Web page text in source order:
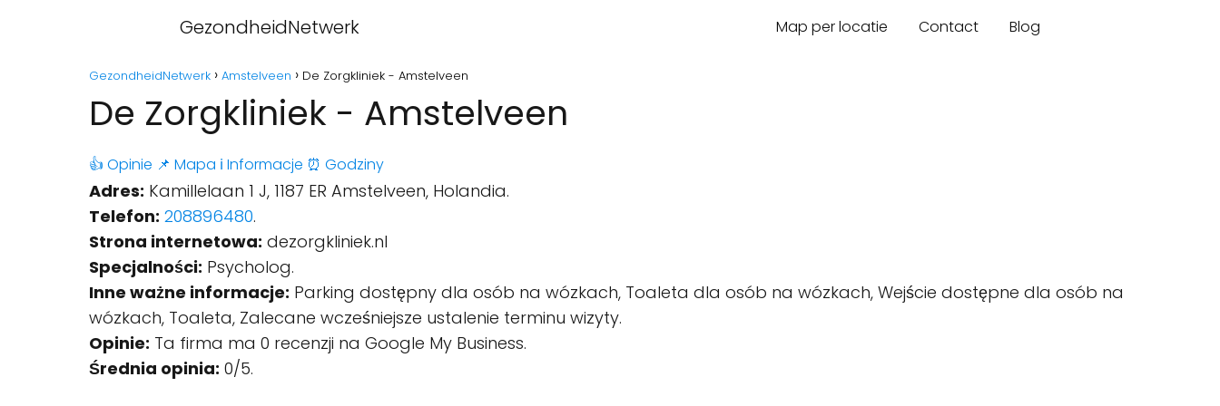
GezondheidNetwerk Map per locatie Contact Blog
GezondheidNetwerk Amstelveen De Zorgkliniek - Amstelveen
De Zorgkliniek - Amstelveen
👍 Opinie 📌 Mapa ℹ️ Informacje ⏰ Godziny
Adres: Kamillelaan 1 J, 1187 ER Amstelveen, Holandia.
Telefon: 208896480.
Strona internetowa: dezorgkliniek.nl
Specjalności: Psycholog.
Inne ważne informacje: Parking dostępny dla osób na wózkach, Toaleta dla osób na wózkach, Wejście dostępne dla osób na
wózkach, Toaleta, Zalecane wcześniejsze ustalenie terminu wizyty.
Opinie: Ta firma ma 0 recenzji na Google My Business.
Średnia opinia: 0/5.